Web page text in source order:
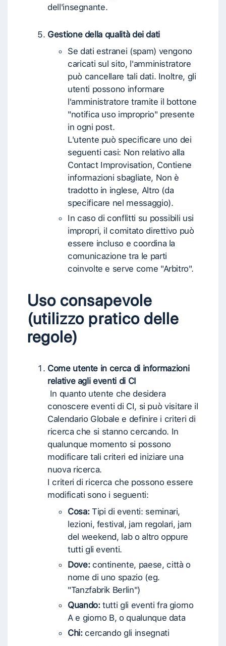
dell'insegnante.
Gestione della qualità dei dati
Se dati estranei (spam) vengono
caricati sul sito, l'amministratore
può cancellare tali dati. Inoltre, gli
utenti possono informare
l'amministratore tramite il bottone
"notifica uso improprio" presente
in ogni post.
L'utente può specificare uno dei
seguenti casi: Non relativo alla
Contact Improvisation, Contiene
informazioni sbagliate, Non è
tradotto in inglese, Altro (da
specificare nel messaggio).
In caso di conflitti su possibili usi
impropri, il comitato direttivo può
essere incluso e coordina la
comunicazione tra le parti
coinvolte e serve come "Arbitro".
Uso consapevole
(utilizzo pratico delle
regole)
Come utente in cerca di informazioni
relative agli eventi di CI
In quanto utente che desidera
conoscere eventi di CI, si può visitare il
Calendario Globale e definire i criteri di
ricerca che si stanno cercando. In
qualunque momento si possono
modificare tali criteri ed iniziare una
nuova ricerca.
I criteri di ricerca che possono essere
modificati sono i seguenti:
Cosa:Tipi di eventi: seminari,
lezioni, festival, jam regolari, jam
del weekend, lab o altro oppure
tutti gli eventi.
Dove:continente, paese, città o
nome di uno spazio (eg.
"Tanzfabrik Berlin")
Quando:tutti gli eventi fra giorno
A e giorno B, o qualunque data
Chi:cercando gli insegnati